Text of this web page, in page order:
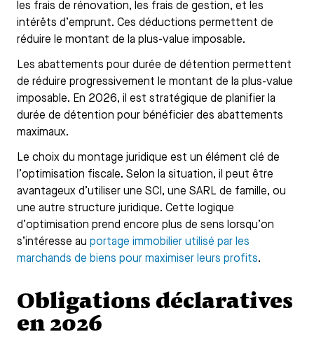
les frais de rénovation, les frais de gestion, et les
intérêts d’emprunt. Ces déductions permettent de
réduire le montant de la plus-value imposable.
Les abattements pour durée de détention permettent
de réduire progressivement le montant de la plus-value
imposable. En 2026, il est stratégique de planifier la
durée de détention pour bénéficier des abattements
maximaux.
Le choix du montage juridique est un élément clé de
l’optimisation fiscale. Selon la situation, il peut être
avantageux d’utiliser une SCI, une SARL de famille, ou
une autre structure juridique. Cette logique
d’optimisation prend encore plus de sens lorsqu’on
s’intéresse au portage immobilier utilisé par les
marchands de biens pour maximiser leurs profits.
Obligations déclaratives
en 2026